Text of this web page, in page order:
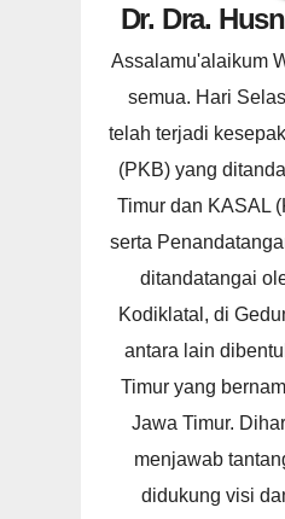
Dr. Dra.
Assalamu'alaikum
semua. Hari
telah terjadi
(PKB) yang
Timur dan KASAL
serta
ditandatangai
Kodiklatal, di
antara lain
Timur yang
Jawa Timur.
menjawab
didukung visi